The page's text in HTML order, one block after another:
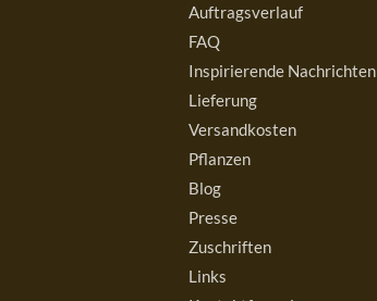
Auftragsverlauf
FAQ
Inspirierende Nachrichten
Lieferung
Versandkosten
Pflanzen
Blog
Presse
Zuschriften
Links